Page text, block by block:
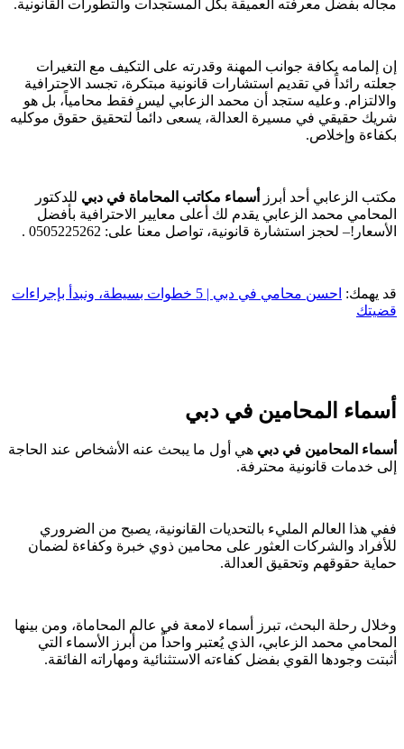
مجاله بفضل معرفته العميقة بكل المستجدات والتطورات القانونية.
إن إلمامه بكافة جوانب المهنة وقدرته على التكيف مع التغيرات
جعلته رائداً في تقديم استشارات قانونية مبتكرة، تجسد الاحترافية
والالتزام. وعليه ستجد أن محمد الزعابي ليس فقط محامياً، بل هو
شريك حقيقي في مسيرة العدالة، يسعى دائماً لتحقيق حقوق موكليه
بكفاءة وإخلاص.
مكتب الزعابي أحد أبرز أسماء مكاتب المحاماة في دبي للدكتور
المحامي محمد الزعابي يقدم لك أعلى معايير الاحترافية بأفضل
الأسعار!– لحجز استشارة قانونية، تواصل معنا على: 0505225262 .
قد يهمك:
احسن محامي في دبي | 5 خطوات بسيطة، ونبدأ بإجراءات
قضيتك
أسماء المحامين في دبي
أسماء المحامين في دبي هي أول ما يبحث عنه الأشخاص عند الحاجة
إلى خدمات قانونية محترفة.
ففي هذا العالم المليء بالتحديات القانونية، يصبح من الضروري
للأفراد والشركات العثور على محامين ذوي خبرة وكفاءة لضمان
حماية حقوقهم وتحقيق العدالة.
وخلال رحلة البحث، تبرز أسماء لامعة في عالم المحاماة، ومن بينها
المحامي محمد الزعابي، الذي يُعتبر واحداً من أبرز الأسماء التي
أثبتت وجودها القوي بفضل كفاءته الاستثنائية ومهاراته الفائقة.